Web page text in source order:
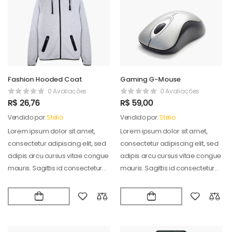
Fashion Hooded Coat
0 Avaliações
R$ 26,76
Vendido por:Stelio
Lorem ipsum dolor sit amet,
consectetur adipiscing elit, sed
adipis arcu cursus vitae congue
mauris. Sagittis id consectetur
Gaming G-Mouse
0 Avaliações
R$ 59,00
Vendido por:Stelio
Lorem ipsum dolor sit amet,
consectetur adipiscing elit, sed
adipis arcu cursus vitae congue
mauris. Sagittis id consectetur